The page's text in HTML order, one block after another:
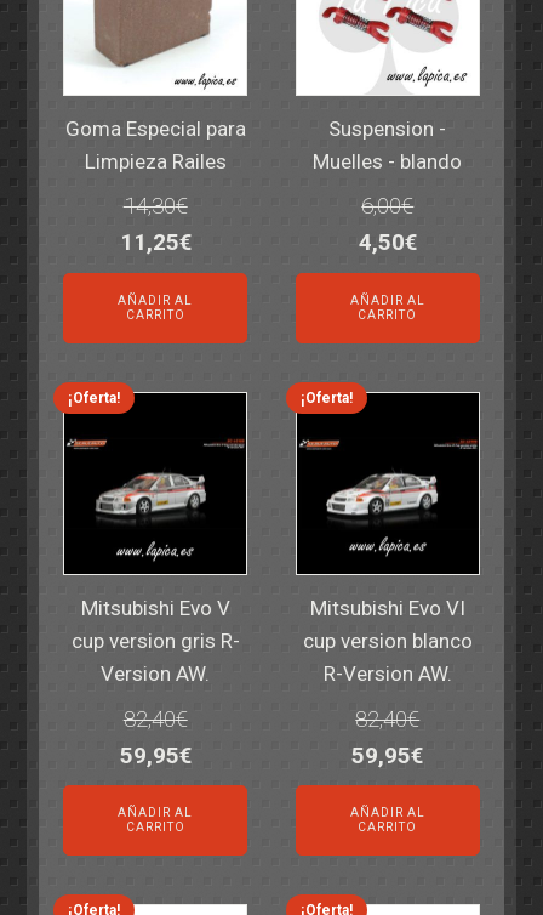
Goma Especial para
Limpieza Railes
14,30€
El
precio
original
era:
14,30€.
11,25€El
precio
actual
es:
11,25€.
AÑADIR AL
CARRITO
Suspension -
Muelles - blando
6,00€
El
precio
original
era:
6,00€.
4,50€El
precio
actual
es:
4,50€.
AÑADIR AL
CARRITO
¡Oferta!
Mitsubishi Evo V
cup version gris R-
Version AW.
82,40€
El
precio
original
era:
82,40€.
59,95€El
precio
es:
59,95€.
AÑADIR AL
CARRITO
¡Oferta!
Mitsubishi Evo VI
cup version blanco
R-Version AW.
82,40€
El
precio
original
era:
82,40€.
59,95€El
precio
es:
59,95€.
AÑADIR AL
CARRITO
¡Oferta! ¡Oferta!